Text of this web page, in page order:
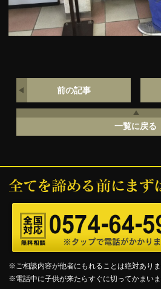
前の記事
一覧に戻る
※ご相談内容が他者にもれることは絶対ありま
※電話中に子供が来たらすぐに切ってかまいま